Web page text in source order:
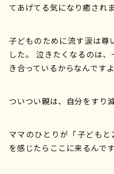
てあげてる気になり癒されま
子どものために流す涙は尊
した。 泣きたくなるのは
き合っているからなんです
ついつい親は、自分をすり
ママのひとりが「子ども
を感じたらここに来るんで